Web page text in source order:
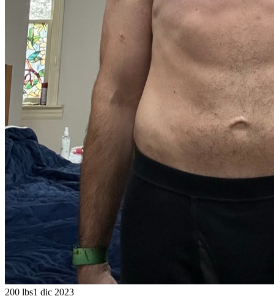
200 lbs1 dic 2023